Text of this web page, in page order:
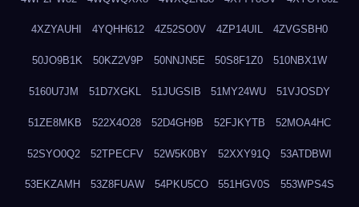
4XZYAUHI 4YQHH612 4Z52SO0V 4ZP14UIL 4ZVGSBH0
50JO9B1K 50KZ2V9P 50NNJN5E 50S8F1Z0 510NBX1W
5160U7JM 51D7XGKL 51JUGSIB 51MY24WU 51VJOSDY
51ZE8MKB 522X4O28 52D4GH9B 52FJKYTB 52MOA4HC
52SYO0Q2 52TPECFV 52W5K0BY 52XXY91Q 53ATDBWI
53EKZAMH 53Z8FUAW 54PKU5CO 551HGV0S 553WPS4S